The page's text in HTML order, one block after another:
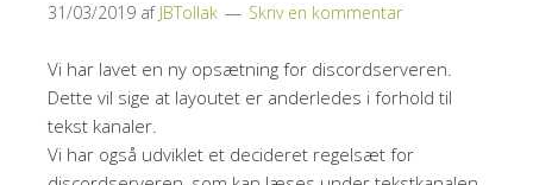
31/03/2019 af JBTollak Skriv en kommentar
Vi har lavet en ny opsætning for discordserveren.
Dette vil sige at layoutet er anderledes i forhold til
tekst kanaler.
Vi har også udviklet et decideret regelsæt for